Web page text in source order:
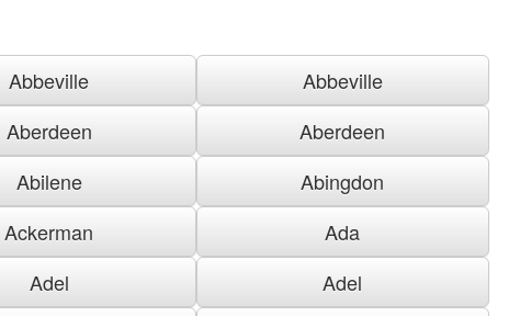
Abbeville
Abbeville
Aberdeen
Aberdeen
Abilene
Abingdon
Ackerman
Ada
Adel
Adel